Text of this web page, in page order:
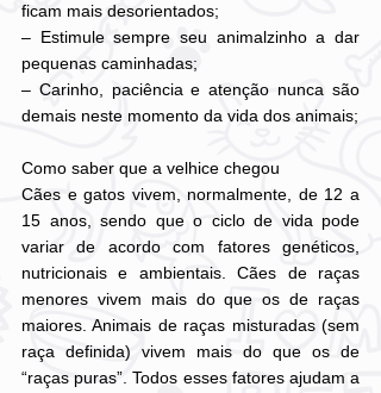
ficam mais desorientados;
– Estimule sempre seu animalzinho a dar
pequenas caminhadas;
– Carinho, paciência e atenção nunca são
demais neste momento da vida dos animais;
Como saber que a velhice chegou
Cães e gatos vivem, normalmente, de 12 a
15 anos, sendo que o ciclo de vida pode
variar de acordo com fatores genéticos,
nutricionais e ambientais. Cães de raças
menores vivem mais do que os de raças
maiores. Animais de raças misturadas (sem
raça definida) vivem mais do que os de
“raças puras”. Todos esses fatores ajudam a